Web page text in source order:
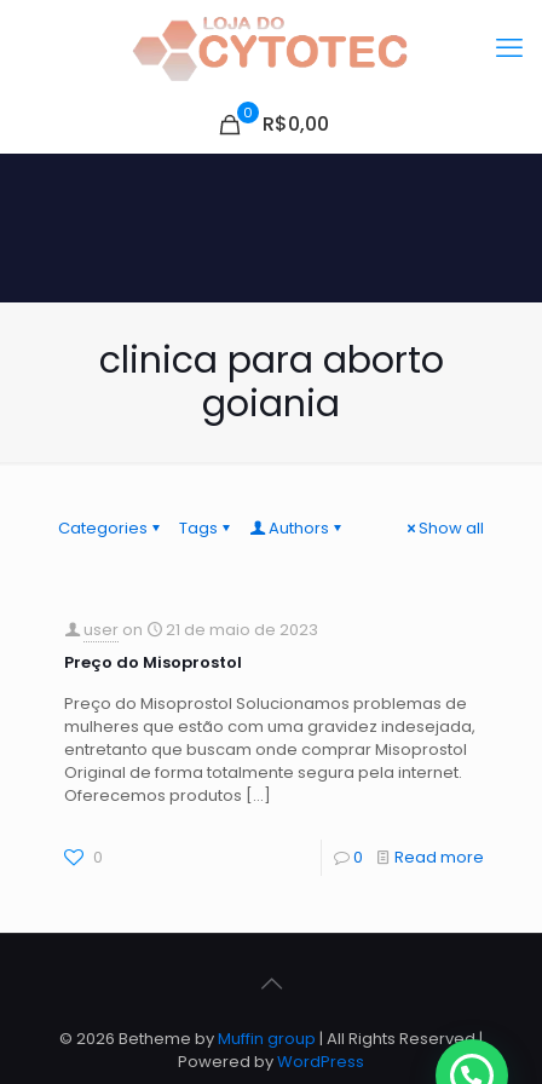
0 R$0,00
clinica para aborto
goiania
Categories Tags Authors Show all
user on
21 de maio de 2023
Preço do Misoprostol
Preço do Misoprostol Solucionamos problemas de
mulheres que estão com uma gravidez indesejada,
entretanto que buscam onde comprar Misoprostol
Original de forma totalmente segura pela internet.
Oferecemos produtos […]
0 0 Read more
© 2026 Betheme byMuffin group | All Rights Reserved |
Powered byWordPress